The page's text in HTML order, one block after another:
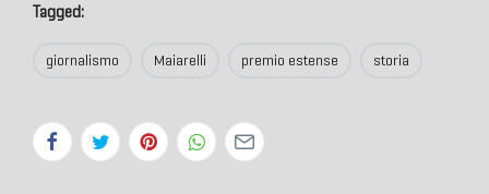
Tagged:
giornalismo Maiarelli premio estense storia